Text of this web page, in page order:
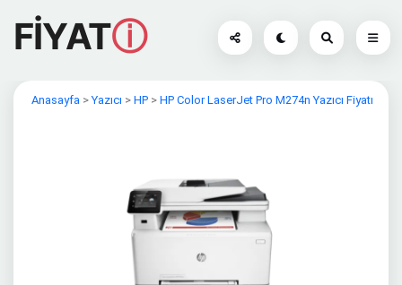
FİYATⓘ
Anasayfa >Yazıcı > HP > HP Color LaserJet Pro M274n Yazıcı Fiyatı